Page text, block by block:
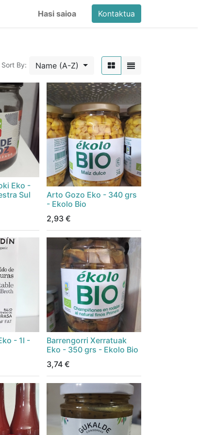
Hasi saioa Kontaktua
Sort By: Name (A-Z)
Eko -
Sul
Arto Gozo Eko - 340 grs
- Ekolo Bio
2,93 €
- 1l -
Barrengorri Xerratuak
Eko - 350 grs - Ekolo Bio
3,74 €